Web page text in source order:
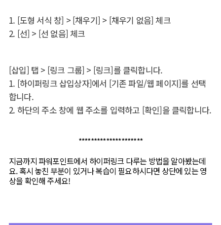
1. [도형 서식 창] > [채우기] > [채우기 없음] 체크
2. [선] > [선 없음] 체크
[삽입] 탭 > [링크 그룹] > [링크]를 클릭합니다.
1. [하이퍼링크 삽입상자]에서 [기존 파일/웹 페이지]를 선택
합니다.
2. 하단의 주소 창에 웹 주소를 입력하고 [확인]을 클릭합니다.
*********************
지금까지 파워포인트에서 하이퍼링크 다루는 방법을 알아봤는데
요. 혹시 놓친 부분이 있거나 복습이 필요하시다면 상단에 있는 영
상을 확인해 주세요!